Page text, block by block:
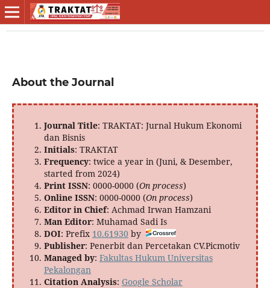
About the Journal
Journal Title: TRAKTAT: Jurnal Hukum Ekonomi
dan Bisnis
Initials: TRAKTAT
Frequency: twice a year in (Juni, & Desember,
started from 2024)
Print ISSN: 0000-0000 (On process)
Online ISSN: 0000-0000 (On process)
Editor in Chief: Achmad Irwan Hamzani
Man Editor: Muhamad Sadi Is
DOI: Prefix 10.61930by
Publisher: Penerbit dan Percetakan CV.Picmotiv
Managed by: Fakultas Hukum Universitas
Pekalongan
Citation Analysis: Google Scholar